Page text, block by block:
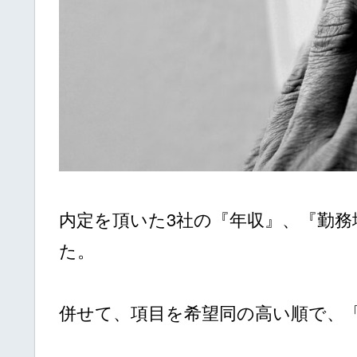
内定を頂いた3社の『年収』、『勤
た。
併せて、項目を希望同の高い順で